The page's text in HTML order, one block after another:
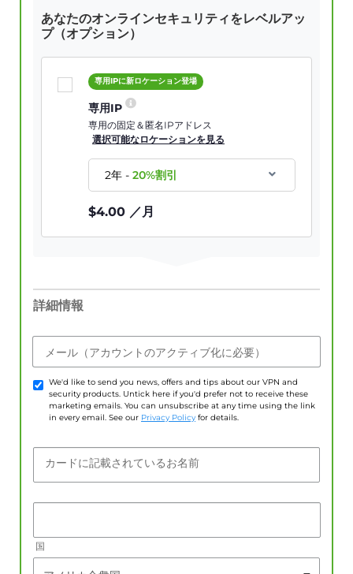
あなたのオンラインセキュリティをレベルアッ
プ（オプション）
専用IPに新ロケーション登場
専用IP
専用の固定＆匿名IPアドレス
選択可能なロケーションを見る
2年-20%割引
$4.00 ／月
詳細情報
メール（アカウントのアクティブ化に必要）
We'd like to send you news, offers and tips about our VPN and
security products. Untick here if you'd prefer not to receive these
marketing emails. You can unsubscribe at any time using the link
in every email. See our Privacy Policy for details.
カードに記載されているお名前
国